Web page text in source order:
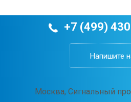
+7 (499)
Напишите
Москва, Сигнальный